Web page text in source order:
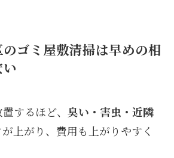
ゴミ屋敷清掃は早めの相
するほど、 臭い・害虫・近隣
上がり、費用も上がりやすく